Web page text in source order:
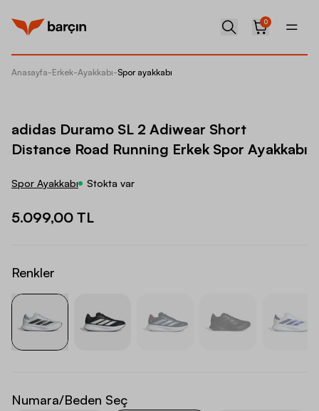
0
Anasayfa-Erkek-Ayakkabı-Spor ayakkabı
adidas Duramo SL 2 Adiwear Short
Distance Road Running Erkek Spor Ayakkabı
Spor Ayakkabı Stokta var
5.099,00 TL
Renkler
Numara/Beden Seç